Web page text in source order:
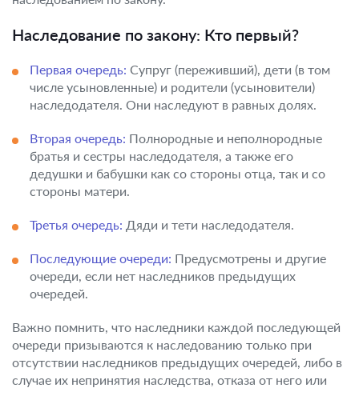
Наследование по закону: Кто первый?
Первая очередь: Супруг (переживший), дети (в том
числе усыновленные) и родители (усыновители)
наследодателя. Они наследуют в равных долях.
Вторая очередь: Полнородные и неполнородные
братья и сестры наследодателя, а также его
дедушки и бабушки как со стороны отца, так и со
стороны матери.
Третья очередь: Дяди и тети наследодателя.
Последующие очереди: Предусмотрены и другие
очереди, если нет наследников предыдущих
очередей.
Важно помнить, что наследники каждой последующей
очереди призываются к наследованию только при
отсутствии наследников предыдущих очередей, либо в
случае их непринятия наследства, отказа от него или